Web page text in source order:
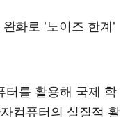
화로 '노이즈 한계'
터를 활용해 국제 학
컴퓨터의 실질적 활